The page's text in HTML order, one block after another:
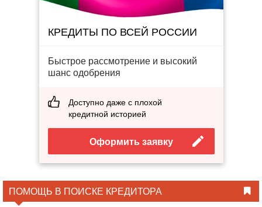
КРЕДИТЫ ПО ВСЕЙ РОССИИ
Быстрое рассмотрение и высокий
шанс одобрения
Доступно даже с плохой
кредитной историей
Оформить заявку
ПОМОЩЬ В ПОИСКЕ КРЕДИТОРА